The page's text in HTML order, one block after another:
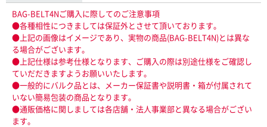
BAG-BELT4Nご購入に際してのご注意事項
●各種相性につきましては保証外とさせて頂いております。
●上記の画像はイメージであり、実物の商品(BAG-BELT4N)とは異な
る場合がございます。
●上記仕様は参考仕様となります、ご購入の際は別途仕様をご確認し
ていだだきますようお願いいたします。
●一般的にバルク品とは、メーカー保証書や説明書・箱が付属されて
いない簡易包装の商品となります。
●通販価格に関しましては各店舗・法人事業部と異なる場合がござい
ます。